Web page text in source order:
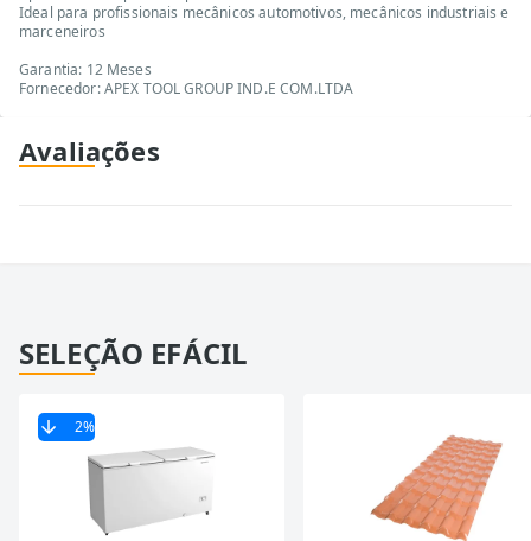
Ideal para profissionais mecânicos automotivos, mecânicos industriais e
marceneiros
Garantia: 12 Meses
Fornecedor: APEX TOOL GROUP IND.E COM.LTDA
Avaliações
SELEÇÃO EFÁCIL
2%